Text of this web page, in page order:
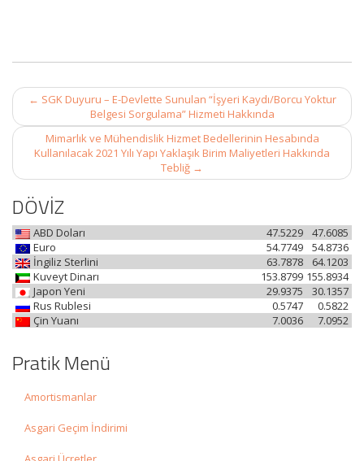
Post
navigation
← SGK Duyuru – E-Devlette Sunulan “İşyeri Kaydı/Borcu Yoktur
Belgesi Sorgulama” Hizmeti Hakkında
Mimarlık ve Mühendislik Hizmet Bedellerinin Hesabında
Kullanılacak 2021 Yılı Yapı Yaklaşık Birim Maliyetleri Hakkında
Tebliğ →
DÖVİZ
ABD Doları 47.6085
47.5229
Euro
54.8736
54.7749
İngiliz Sterlini
64.1203
63.7878
Kuveyt Dinarı
155.8934
153.8799
Japon Yeni
30.1357
29.9375
Rus Rublesi
0.5822
0.5747
Çin Yuanı
7.0952
7.0036
Pratik Menü
Amortismanlar
Asgari Geçim İndirimi